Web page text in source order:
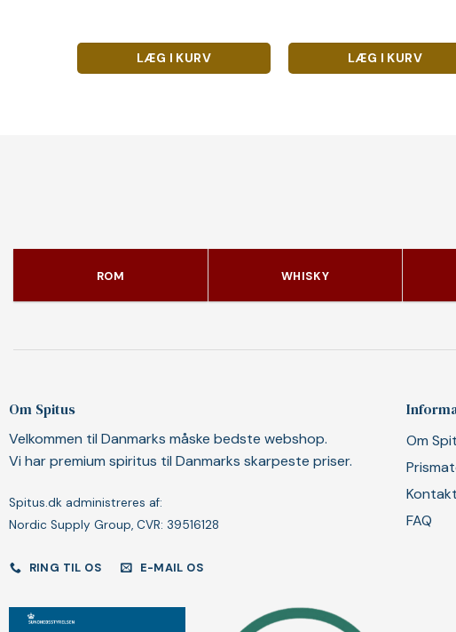
LÆG I KURV LÆG I KURV
ROM WHISKY
Om Spitus
Velkommen til Danmarks måske bedste webshop.
Vi har premium spiritus til Danmarks skarpeste priser.
Spitus.dk administreres af:
Nordic Supply Group, CVR: 39516128
RING TIL OS E-MAIL OS
Om
FAQ